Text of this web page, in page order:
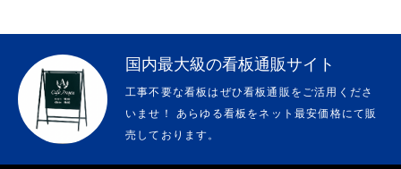
看板製作 看板デザイン制作 看板サイン工事事例 看板通販
国内最大級の看板通販サイト
工事不要な看板はぜひ看板通販をご活用くださ
いませ！ あらゆる看板をネット最安価格にて販
売しております。